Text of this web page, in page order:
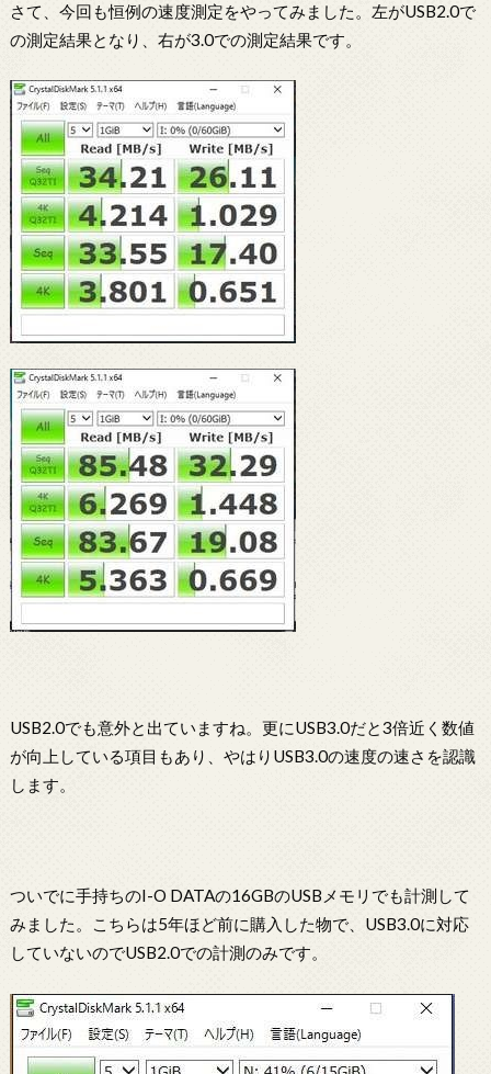
さて、今回も恒例の速度測定をやってみました。左がUSB2.0で
の測定結果となり、右が3.0での測定結果です。
USB2.0でも意外と出ていますね。更にUSB3.0だと3倍近く数値
が向上している項目もあり、やはりUSB3.0の速度の速さを認識
します。
ついでに手持ちのI-O DATAの16GBのUSBメモリでも計測して
みました。こちらは5年ほど前に購入した物で、USB3.0に対応
していないのでUSB2.0での計測のみです。